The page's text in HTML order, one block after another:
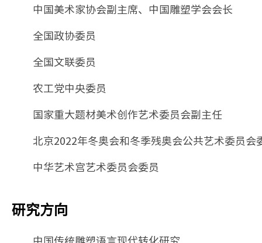
中国美术家协会副主席、中国雕塑学会会长
全国政协委员
全国文联委员
农工党中央委员
国家重大题材美术创作艺术委员会副主任
北京2022年冬奥会和冬季残奥会公共艺术委员会
中华艺术宫艺术委员会委员
研究方向